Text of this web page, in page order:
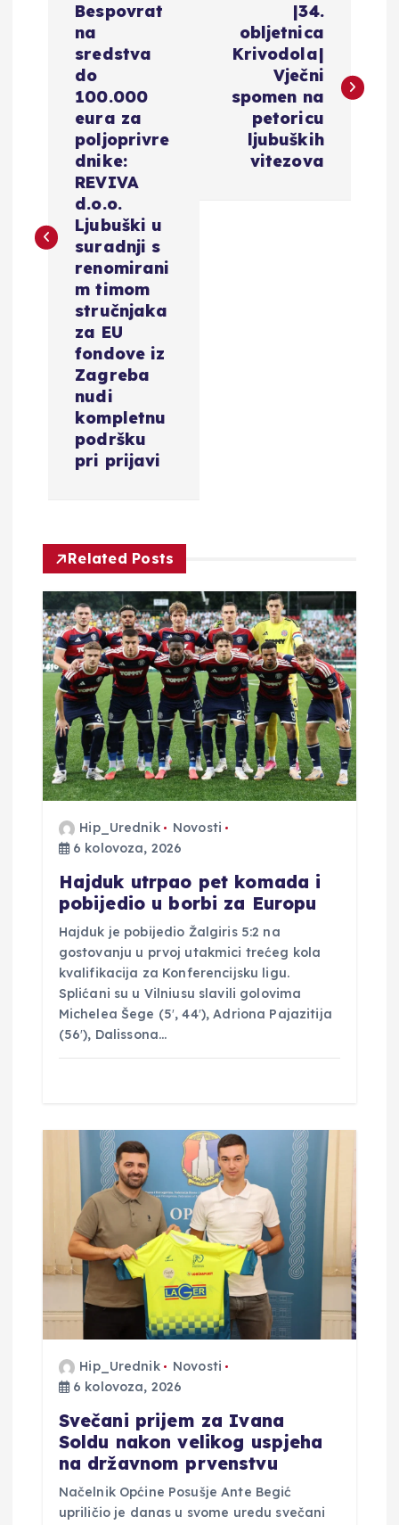
a
c
a
v
a
Bespovrat
na
sredstva
do
100.000
eura za
poljoprivre
dnike:
REVIVA
d.o.o.
Ljubuški u
suradnji s
renomirani
m timom
stručnjaka
za EU
fondove iz
Zagreba
nudi
kompletnu
podršku
pri prijavi
|34.
obljetnica
Krivodola|
Vječni
spomen na
petoricu
ljubuških
vitezova
Related Posts
Hip_Urednik
Novosti
6 kolovoza, 2026
Hajduk utrpao pet komada i
pobijedio u borbi za Europu
Hajduk je pobijedio Žalgiris 5:2 na
gostovanju u prvoj utakmici trećeg kola
kvalifikacija za Konferencijsku ligu.
Splićani su u Vilniusu slavili golovima
Michelea Šege (5′, 44′), Adriona Pajazitija
(56′), Dalissona…
Hip_Urednik
Novosti
6 kolovoza, 2026
Svečani prijem za Ivana
Soldu nakon velikog uspjeha
na državnom prvenstvu
Načelnik Općine Posušje Ante Begić
upriličio je danas u svome uredu svečani